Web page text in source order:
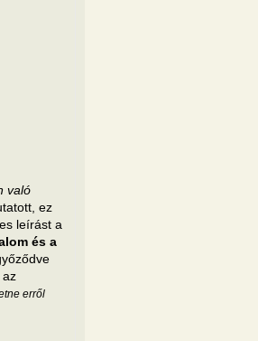
való
ez
leírást a
és a
az
erről